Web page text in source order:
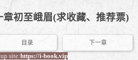
章初至峨眉(求收藏、推荐票)
目录 下一章
site:https://i-book.vip